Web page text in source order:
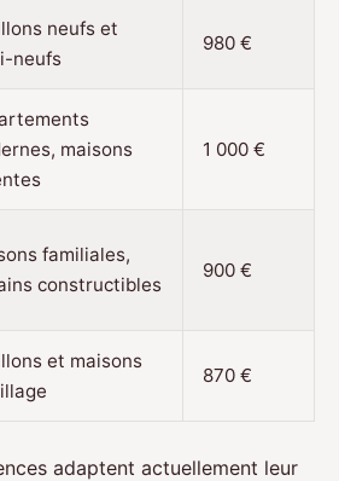
neufs et
neufs
980 €
maisons
1 000 €
familiales,
constructibles
900 €
et maisons
870 €
adaptent actuellement leur